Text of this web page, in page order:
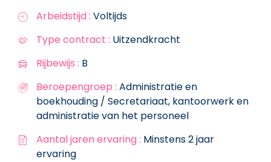
Arbeidstijd : Voltijds
Type contract : Uitzendkracht
Rijbewijs : B
Beroepengroep : Administratie en
boekhouding / Secretariaat, kantoorwerk en
administratie van het personeel
Aantal jaren ervaring : Minstens 2 jaar
ervaring